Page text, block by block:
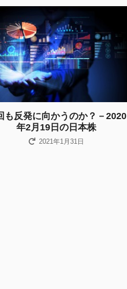
も反発に向かうのか？－2020
年2月19日の日本株
2021年1月31日